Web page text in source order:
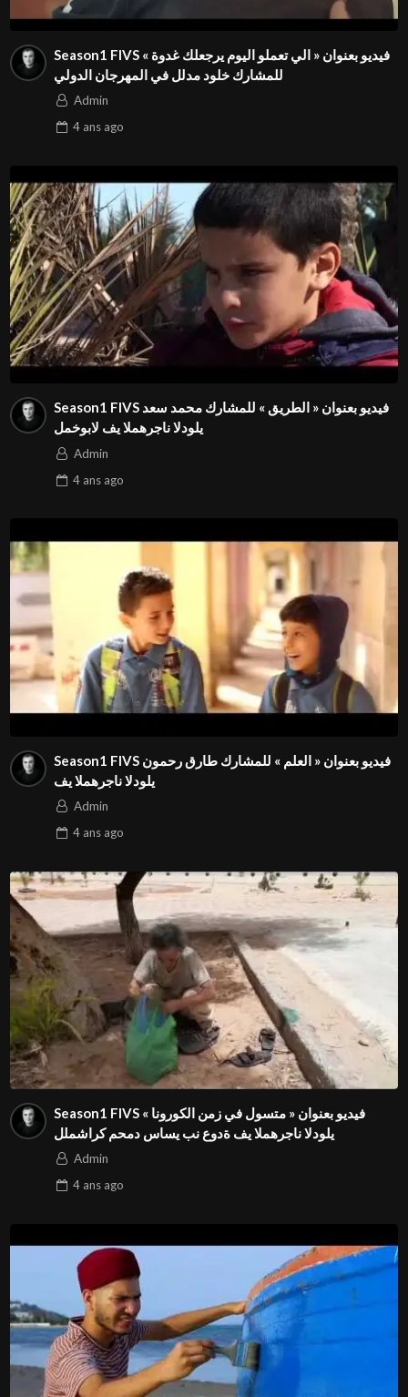
Season1 FIVS فيديو بعنوان « الي تعملو اليوم يرجعلك غدوة »
للمشارك خلود مدلل في المهرجان الدولي
Admin
4 ansago
Season1 FIVS فيديو بعنوان « الطريق » للمشارك محمد سعد
لمخوبال في المهرجان الدولي⁩
Admin
4 ansago
Season1 FIVS فيديو بعنوان « العلم » للمشارك طارق رحمون
في المهرجان الدولي⁩
Admin
4 ansago
Season1 FIVS فيديو بعنوان « متسول في زمن الكورونا »
للمشارك محمد ساسي بن عودة في المهرجان الدولي⁩
Admin
4 ansago